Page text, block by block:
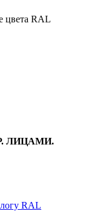
цвета RAL
ЛИЦАМИ.
RAL